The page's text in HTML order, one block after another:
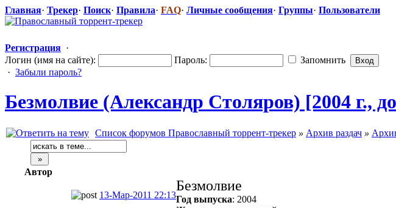
Главная· Трекер· Поиск· Правила· FAQ· Личные сообщения· Группы· Пользователи
Регистрация ·
Логин (имя на сайте):
Пароль:
Запомнить
· Забыли пароль?
Безмолвие (Александр Столяров) [2004 г.,
Список форумов Православный торрент-трекер » Архив раздач »
Автор
13-Мар-2011 22:13
Безмолвие
Год выпуска: 2004